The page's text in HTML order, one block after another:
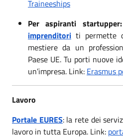
Traineeships
Per aspiranti startupper:
imprenditori ti permette
mestiere da un
Paese UE. Tu porti nuove
un’impresa. Link: Erasmus
Lavoro
Portale EURES: la rete dei
lavoro in tutta Europa. Link: